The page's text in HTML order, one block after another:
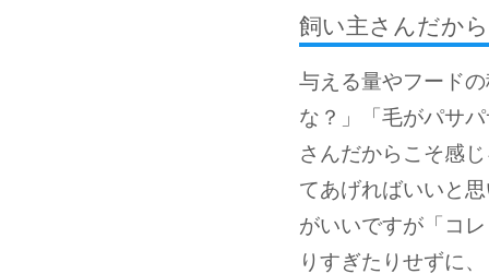
飼い主さんだか
与える量やフード
な？」「毛がパサ
さんだからこそ感
てあげればいいと
がいいですが「コ
りすぎたりせずに、